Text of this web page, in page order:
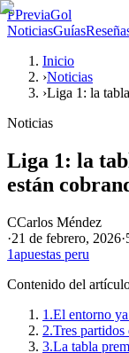
PPreviaGol
NoticiasGuías
Inicio
›Noticias
›Liga 1: la
Noticias
Liga 1: la
están
CCarlos Méndez
·21 de febrero, 2026·
1apuestas peru
Contenido del
1.El entorno
2.Tres
3.La tabla